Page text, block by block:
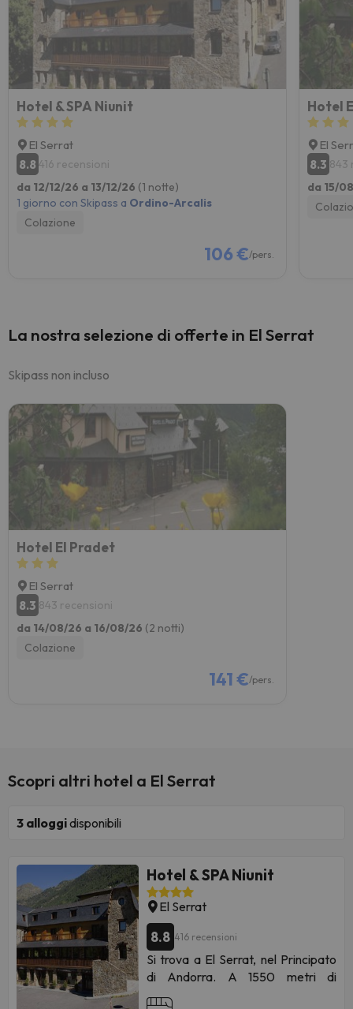
Hotel & SPA Niunit
El Serrat
8.8 416 recensioni
da 12/12/26 a 13/12/26 (1 notte)
1 giorno con Skipass a Ordino-Arcalis
Colazione
106 €/pers.
Hotel
El
8.3 843
da 15/
La nostra selezione di offerte in El Serrat
Skipass non incluso
Hotel El Pradet
El Serrat
8.3 843 recensioni
da 14/08/26 a 16/08/26 (2 notti)
Colazione
141 €/pers.
Scopri altri hotel a El Serrat
3 alloggidisponibili
Hotel & SPA Niunit
El Serrat
8.8 416 recensioni
Si trova a El Serrat, nel Principato
di Andorra. A 1550 metri di
altitudine, è l'ultimo villaggio della